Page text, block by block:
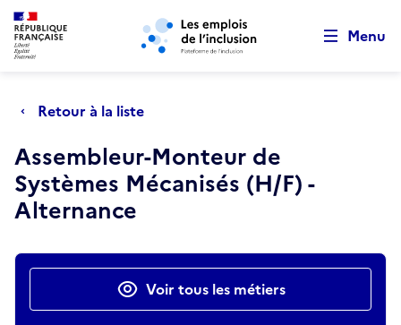
Aller au menu principal Aller au contenu principal
Menu
Retour à la liste
Assembleur-Monteur de
Systèmes Mécanisés (H/F) -
Alternance
Actions rapidesVoir tous les métiers
Retour au début de la page
Panneau de gestion des cookies